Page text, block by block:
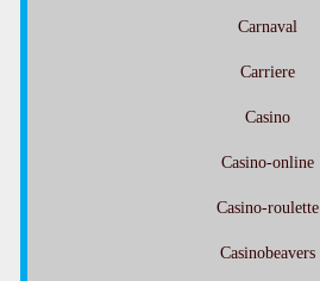
Carnaval
Carriere
Casino
Casino-online
Casino-roulette
Casinobeavers